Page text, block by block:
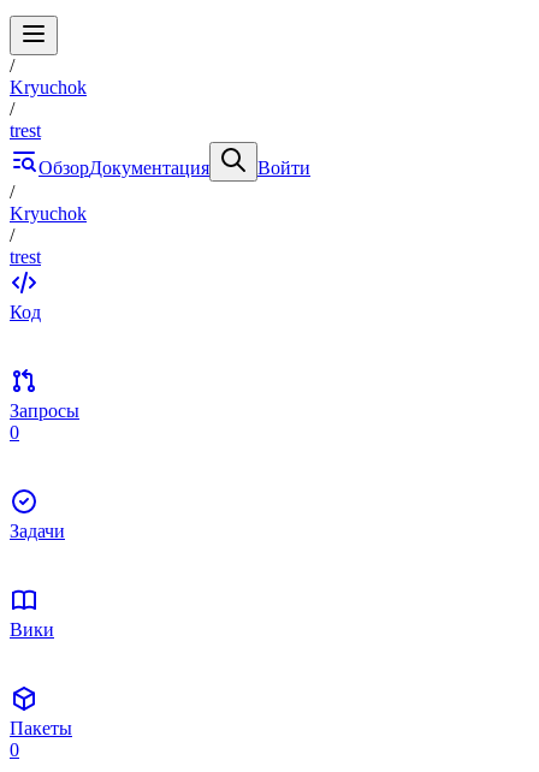
/
Kryuchok
/
trest
ОбзорДокументация
Войти
/
Kryuchok
/
trest
Код
Запросы
0
Задачи
Вики
Пакеты
0